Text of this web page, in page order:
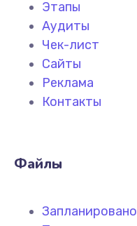
Этапы
Аудиты
Чек-лист
Сайты
Реклама
Контакты
Файлы
Запланировано